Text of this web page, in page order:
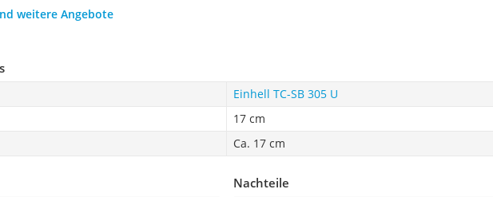
weitere Angebote
Einhell TC-SB 305 U
17 cm
Ca. 17 cm
Nachteile